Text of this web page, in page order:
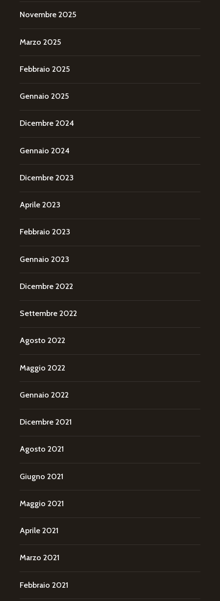
Novembre 2025
Marzo 2025
Febbraio 2025
Gennaio 2025
Dicembre 2024
Gennaio 2024
Dicembre 2023
Aprile 2023
Febbraio 2023
Gennaio 2023
Dicembre 2022
Settembre 2022
Agosto 2022
Maggio 2022
Gennaio 2022
Dicembre 2021
Agosto 2021
Giugno 2021
Maggio 2021
Aprile 2021
Marzo 2021
Febbraio 2021